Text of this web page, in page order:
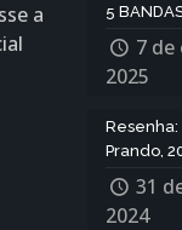
a
5
7
2025
Resenha:
Prando,
31
2024